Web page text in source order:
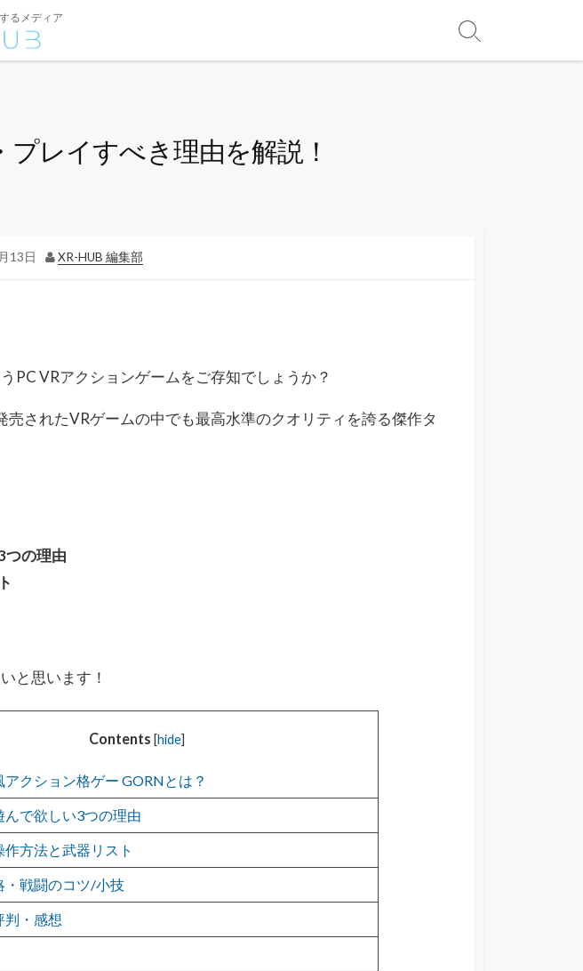
るメディア
レイすべき理由を解説！
13日 XR-HUB 編集部
PC VRアクションゲームをご存知でしょうか？
されたVRゲームの中でも最高水準のクオリティを誇る傑作タ
つの理由
と思います！
Contents [hide]
アクション格ゲー GORNとは？
んで欲しい3つの理由
方法と武器リスト
・戦闘のコツ/小技
判・感想